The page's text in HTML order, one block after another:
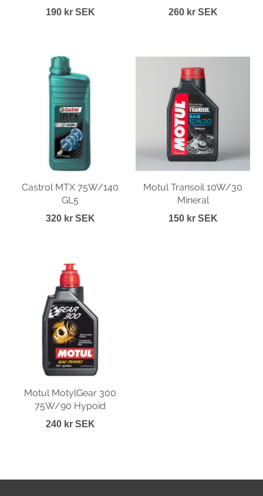
190 kr SEK 260 kr SEK
Castrol MTX 75W/140
GL5
320 kr SEK
Motul Transoil 10W/30
Mineral
150 kr SEK
Motul MotylGear 300
75W/90 Hypoid
240 kr SEK